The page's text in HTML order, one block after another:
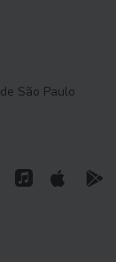
São Paulo